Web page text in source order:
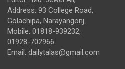
Address: 93 College Road,
Golachipa, Narayangonj.
Mobile: 01818-939232,
01928-702966.
Email: dailytalas@gmail.com